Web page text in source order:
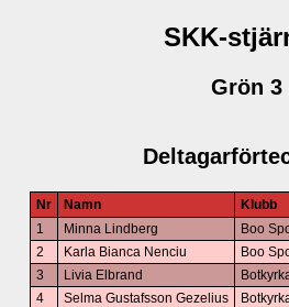
SKK-
Grön 3
Nr Namn
Klubb
1
Minna Lindberg
Boo
2
Karla Bianca Nenciu
Boo
3
Livia Elbrand
4
Selma Gustafsson Gezelius